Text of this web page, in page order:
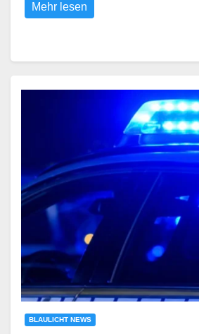
Mehr lesen
BLAULICHT NEWS